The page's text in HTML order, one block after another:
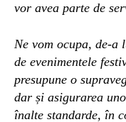
vor avea parte de
Ne vom ocupa, de-
de evenimentele
presupune o
dar și asigurarea
înalte standarde, în